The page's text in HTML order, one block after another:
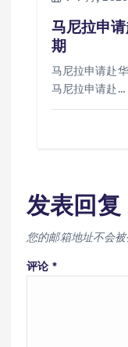
马尼拉申
期
马尼拉申请赴
马尼拉申请赴…
发表回复
您的邮箱地址不会被
评论 *